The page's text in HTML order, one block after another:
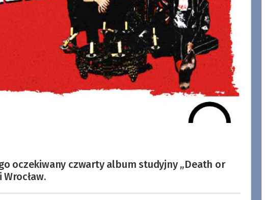
oczekiwany czwarty album studyjny „Death or